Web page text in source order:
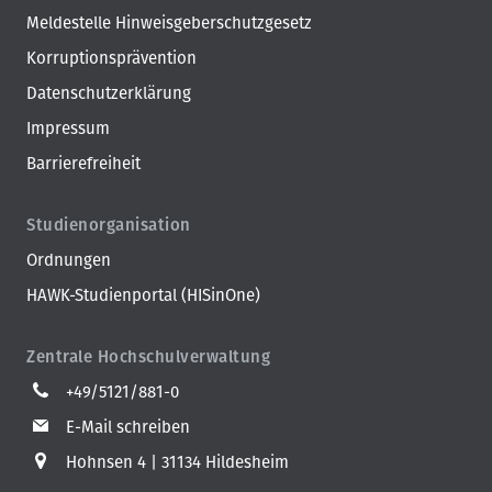
Meldestelle Hinweisgeberschutzgesetz
Korruptionsprävention
Datenschutzerklärung
Impressum
Barrierefreiheit
Studienorganisation
Ordnungen
HAWK-Studienportal (HISinOne)
Zentrale Hochschulverwaltung
+49/5121/881-0
E-Mail schreiben
Hohnsen 4
31134 Hildesheim